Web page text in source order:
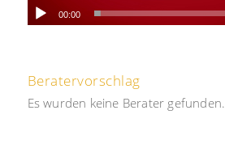
00:00
Beratervorschlag
Es wurden keine Berater gefunden.